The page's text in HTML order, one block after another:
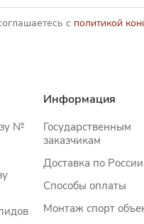
с политикой
№
Информация
Государственным
заказчикам
Доставка по России
Способы оплаты
Монтаж спорт